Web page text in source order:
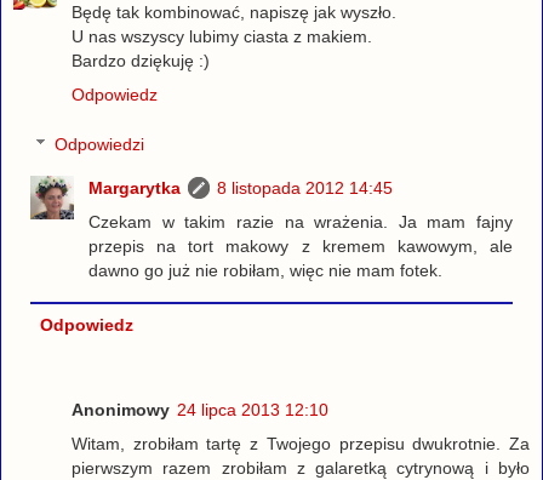
Będę tak kombinować, napiszę jak wyszło.
U nas wszyscy lubimy ciasta z makiem.
Bardzo dziękuję :)
Odpowiedz
Odpowiedzi
Margarytka
8 listopada 2012 14:45
Czekam w takim razie na wrażenia. Ja mam fajny
przepis na tort makowy z kremem kawowym, ale
dawno go już nie robiłam, więc nie mam fotek.
Odpowiedz
Anonimowy 24 lipca 2013 12:10
Witam, zrobiłam tartę z Twojego przepisu dwukrotnie. Za
pierwszym razem zrobiłam z galaretką cytrynową i było